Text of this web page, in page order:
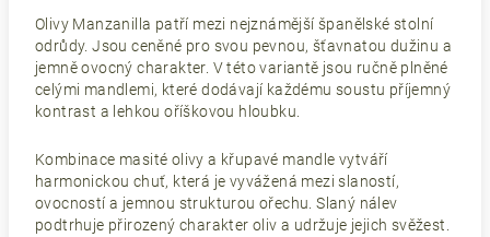
Olivy Manzanilla patří mezi nejznámější španělské stolní
odrůdy. Jsou ceněné pro svou pevnou, šťavnatou dužinu a
jemně ovocný charakter. V této variantě jsou ručně plněné
celými mandlemi, které dodávají každému soustu příjemný
kontrast a lehkou oříškovou hloubku.
Kombinace masité olivy a křupavé mandle vytváří
harmonickou chuť, která je vyvážená mezi slaností,
ovocností a jemnou strukturou ořechu. Slaný nálev
podtrhuje přirozený charakter oliv a udržuje jejich svěžest.